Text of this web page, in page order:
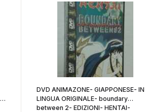
DVD ANIMAZONE- GIAPPONESE- IN
LINGUA ORIGINALE- boundary
between 2- EDIZIONI- HENTAI-